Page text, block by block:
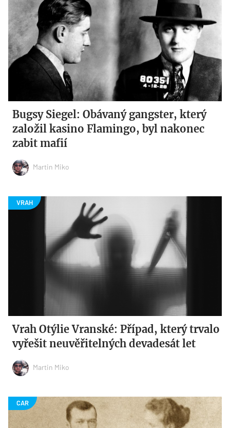
Bugsy Siegel: Obávaný gangster, který
založil kasino Flamingo, byl nakonec
zabit mafií
Martin Miko
Vrah Otýlie Vranské: Případ, který trvalo
vyřešit neuvěřitelných devadesát let
Martin Miko